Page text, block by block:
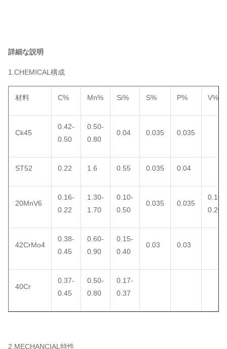
詳細な説明
1.CHEMICAL構成
材料 C% Mn% Si% S% P% V%
Ck45
0.42-
0.50
0.50-
0.80
0.04 0.035 0.035
ST52 0.22 1.6 0.55 0.035 0.04
20MnV6
0.16-
0.22
1.30-
1.70
0.10-
0.50
0.035 0.035
0.10-
0.20
42CrMo4
0.38-
0.45
0.60-
0.90
0.15-
0.40
0.03 0.03
40Cr
0.37-
0.45
0.50-
0.80
0.17-
0.37
2.MECHANCIAL特性